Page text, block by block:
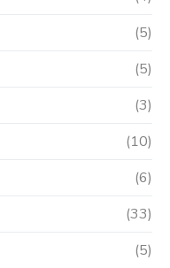
(5)
(5)
(3)
(10)
(6)
(33)
(5)